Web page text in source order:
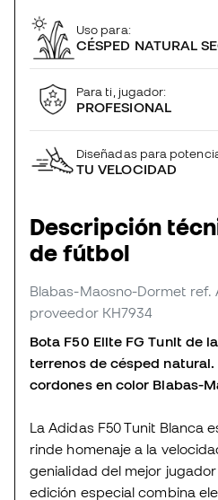
Uso para:
CÉSPED NATURAL
Para ti, jugador:
PROFESIONAL
Diseñadas para
TU VELOCIDAD
Descripción
de fútbol
Blabas-Maosno-Dormet ref.
proveedor KH7934
Bota F50 Elite FG Tunit de
terrenos de césped
cordones en color Blabas-
La Adidas F50 Tunit Blanca
rinde homenaje a la
genialidad del mejor
edición especial combina